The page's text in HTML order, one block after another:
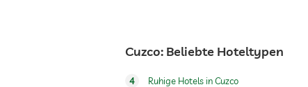
Cuzco: Beliebte Hoteltypen
4 Ruhige Hotels in Cuzco